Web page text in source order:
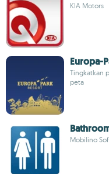
KIA Motors
Europa-
Tingkatkan
peta
Mobilino